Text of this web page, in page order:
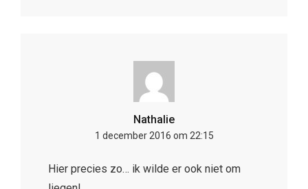
Nathalie
1 december 2016 om 22:15
Hier precies zo… ik wilde er ook niet om